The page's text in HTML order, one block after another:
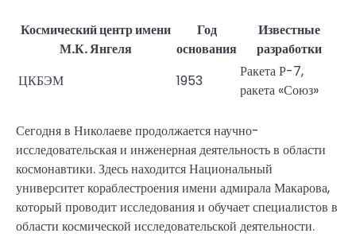
Космический центр имени
М.К. Янгеля
Год
основания
Известные
разработки
ЦКБЭМ
1953
Ракета Р-7,
ракета «Союз»
Сегодня в Николаеве продолжается научно-
исследовательская и инженерная деятельность в области
космонавтики. Здесь находится Национальный
университет кораблестроения имени адмирала Макарова,
который проводит исследования и обучает специалистов в
области космической исследовательской деятельности.